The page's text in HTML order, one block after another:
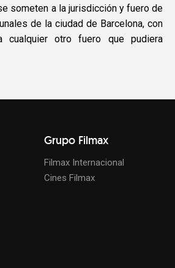
someten a la jurisdicción y fuero de
de la ciudad de Barcelona, con
cualquier otro fuero que pudiera
Grupo Filmax
Filmax Internacional
Cines Filmax